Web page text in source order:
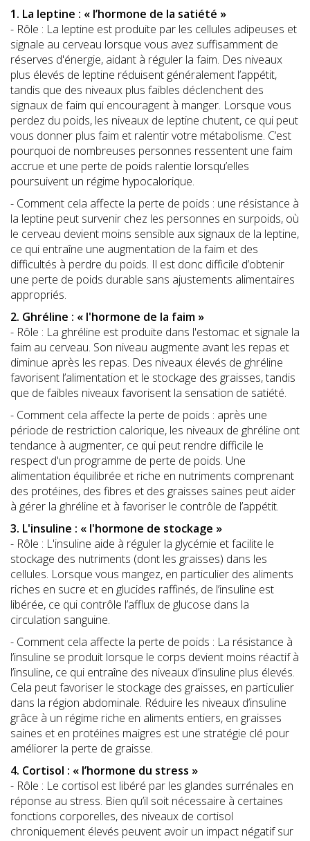
1. La leptine : « l’hormone de la satiété »
- Rôle : La leptine est produite par les cellules adipeuses et
signale au cerveau lorsque vous avez suffisamment de
réserves d'énergie, aidant à réguler la faim. Des niveaux
plus élevés de leptine réduisent généralement l’appétit,
tandis que des niveaux plus faibles déclenchent des
signaux de faim qui encouragent à manger. Lorsque vous
perdez du poids, les niveaux de leptine chutent, ce qui peut
vous donner plus faim et ralentir votre métabolisme. C’est
pourquoi de nombreuses personnes ressentent une faim
accrue et une perte de poids ralentie lorsqu’elles
poursuivent un régime hypocalorique.
- Comment cela affecte la perte de poids : une résistance à
la leptine peut survenir chez les personnes en surpoids, où
le cerveau devient moins sensible aux signaux de la leptine,
ce qui entraîne une augmentation de la faim et des
difficultés à perdre du poids. Il est donc difficile d’obtenir
une perte de poids durable sans ajustements alimentaires
appropriés.
2. Ghréline : « l'hormone de la faim »
- Rôle : La ghréline est produite dans l'estomac et signale la
faim au cerveau. Son niveau augmente avant les repas et
diminue après les repas. Des niveaux élevés de ghréline
favorisent l’alimentation et le stockage des graisses, tandis
que de faibles niveaux favorisent la sensation de satiété.
- Comment cela affecte la perte de poids : après une
période de restriction calorique, les niveaux de ghréline ont
tendance à augmenter, ce qui peut rendre difficile le
respect d'un programme de perte de poids. Une
alimentation équilibrée et riche en nutriments comprenant
des protéines, des fibres et des graisses saines peut aider
à gérer la ghréline et à favoriser le contrôle de l’appétit.
3. L'insuline : « l'hormone de stockage »
- Rôle : L'insuline aide à réguler la glycémie et facilite le
stockage des nutriments (dont les graisses) dans les
cellules. Lorsque vous mangez, en particulier des aliments
riches en sucre et en glucides raffinés, de l’insuline est
libérée, ce qui contrôle l’afflux de glucose dans la
circulation sanguine.
- Comment cela affecte la perte de poids : La résistance à
l’insuline se produit lorsque le corps devient moins réactif à
l’insuline, ce qui entraîne des niveaux d’insuline plus élevés.
Cela peut favoriser le stockage des graisses, en particulier
dans la région abdominale. Réduire les niveaux d’insuline
grâce à un régime riche en aliments entiers, en graisses
saines et en protéines maigres est une stratégie clé pour
améliorer la perte de graisse.
4. Cortisol : « l’hormone du stress »
- Rôle : Le cortisol est libéré par les glandes surrénales en
réponse au stress. Bien qu’il soit nécessaire à certaines
fonctions corporelles, des niveaux de cortisol
chroniquement élevés peuvent avoir un impact négatif sur